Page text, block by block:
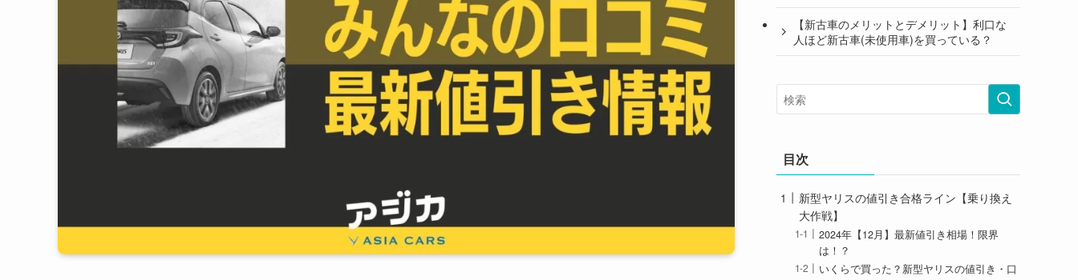
【新古車のメリットとデメリット】利口な
人ほど新古車(未使用車)を買っている？
目次
新型ヤリスの値引き合格ライン【乗り換え
大作戦】
2024年【12月】最新値引き相場！限界
は！？
いくらで買った？新型ヤリスの値引き・口